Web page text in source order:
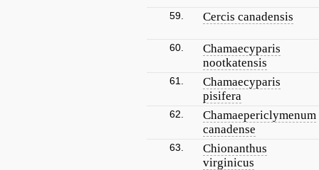
59. Cercis canadensis
60.
Chamaecyparis
nootkatensis
61.
Chamaecyparis
pisifera
62.
Chamaepericlymenum
canadense
63.
Chionanthus
virginicus